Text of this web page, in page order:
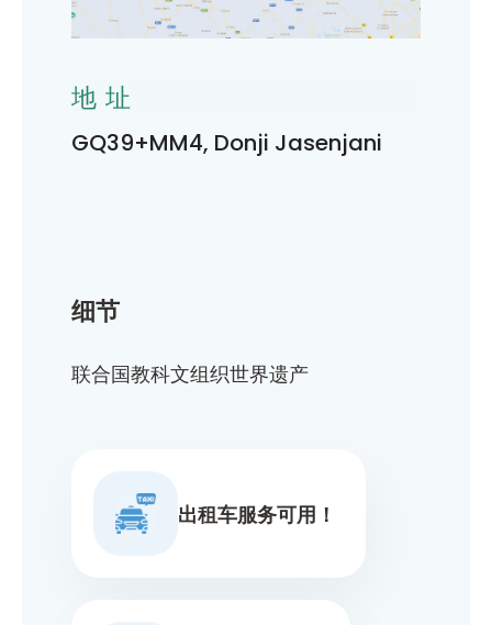
细节
联合国教科文组织世界遗产
出租车服务可用！
地址
GQ39+MM4, Donji Jasenjani